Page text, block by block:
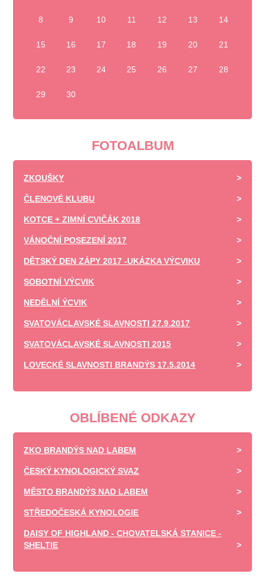
8 9 10 11 12 13 14
15 16 17 18 19 20 21
22 23 24 25 26 27 28
29 30
FOTOALBUM
ZKOUŠKY
ČLENOVÉ KLUBU
KOTCE + ZIMNÍ CVIČÁK 2018
VÁNOČNÍ POSEZENÍ 2017
DĚTSKÝ DEN ZÁPY 2017 -UKÁZKA VÝCVIKU
SOBOTNÍ VÝCVIK
NEDĚLNÍ ÝCVIK
SVATOVÁCLAVSKÉ SLAVNOSTI 27.9.2017
SVATOVÁCLAVSKÉ SLAVNOSTI 2015
LOVECKÉ SLAVNOSTI BRANDÝS 17.5.2014
OBLÍBENÉ ODKAZY
ZKO BRANDÝS NAD LABEM
ČESKÝ KYNOLOGICKÝ SVAZ
MĚSTO BRANDÝS NAD LABEM
STŘEDOČESKÁ KYNOLOGIE
DAISY OF HIGHLAND - CHOVATELSKÁ STANICE -
SHELTIE